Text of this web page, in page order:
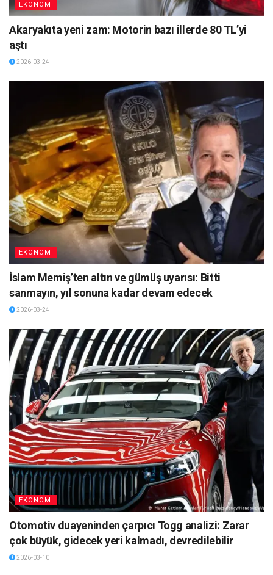
EKONOMI
Akaryakıta yeni zam: Motorin bazı illerde 80 TL’yi
aştı
2026-03-24
EKONOMI
İslam Memiş’ten altın ve gümüş uyarısı: Bitti
sanmayın, yıl sonuna kadar devam edecek
2026-03-24
EKONOMI
Otomotiv duayeninden çarpıcı Togg analizi: Zarar
çok büyük, gidecek yeri kalmadı, devredilebilir
2026-03-10